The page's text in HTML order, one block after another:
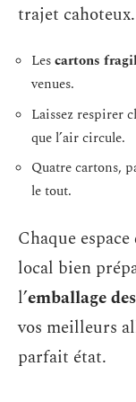
trajet cahoteux.
Lescartons
venues.
Laissez respirer
que l’air circule.
Quatre cartons,
le tout.
Chaque
local bien
l’emballage
vos meilleurs
parfait état.